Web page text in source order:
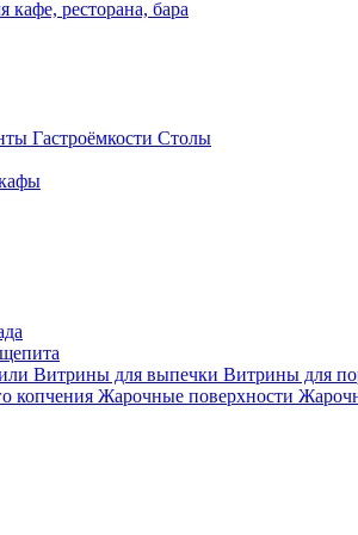
кафе, ресторана, бара
Гастроёмкости Столы
Витрины для выпечки Витрины для
копчения Жарочные поверхности